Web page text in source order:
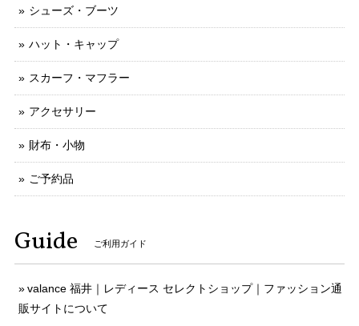
シューズ・ブーツ
ハット・キャップ
スカーフ・マフラー
アクセサリー
財布・小物
ご予約品
Guide ご利用ガイド
valance 福井｜レディース セレクトショップ｜ファッション通
販サイトについて